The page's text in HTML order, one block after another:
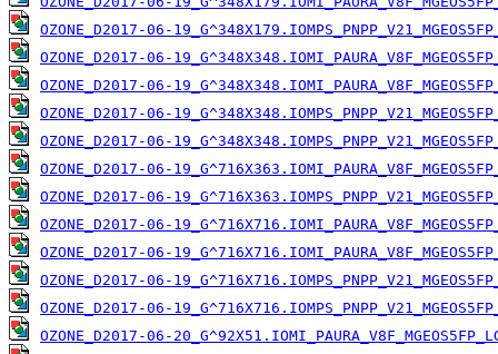
OZONE_D2017-06-
OZONE_D2017-06-
OZONE_D2017-06-
OZONE_D2017-06-
OZONE_D2017-06-
OZONE_D2017-06-
OZONE_D2017-06-
OZONE_D2017-06-
OZONE_D2017-06-
OZONE_D2017-06-
OZONE_D2017-06-
OZONE_D2017-06-